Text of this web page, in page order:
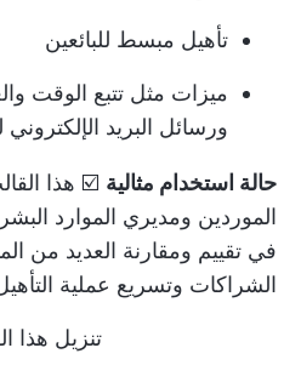
تأهيل مبسط للبائعين
ميزات مثل تتبع الوقت
ورسائل البريد الإلكتروني
حالة استخدام مثالية ☑️ هذا
الموردين ومديري الموارد
في تقييم ومقارنة العديد من
الشراكات وتسريع عملية
تنزيل هذا